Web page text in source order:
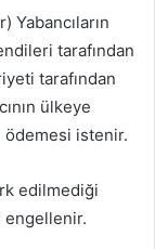
Yabancıların
tarafından
tarafından
ülkeye
ödemesi istenir.
edilmediği
engellenir.